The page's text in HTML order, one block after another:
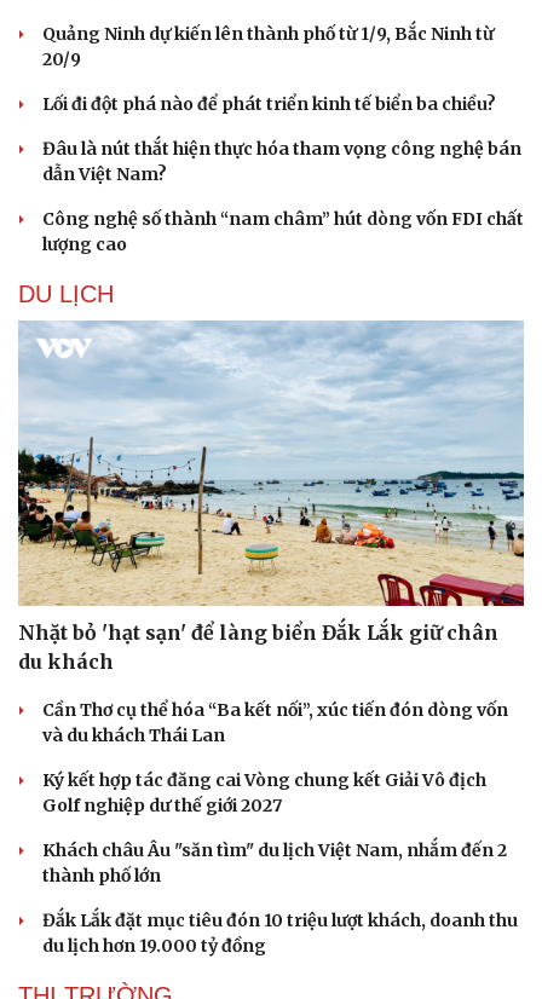
Sân khấu - Điện ảnh
Văn học
Nghệ sĩ
Quảng Ninh dự kiến lên thành phố từ 1/9, Bắc Ninh từ
20/9
Lối đi đột phá nào để phát triển kinh tế biển ba chiều?
Đâu là nút thắt hiện thực hóa tham vọng công nghệ bán
dẫn Việt Nam?
Công nghệ số thành “nam châm” hút dòng vốn FDI chất
lượng cao
DU LỊCH
Nhặt bỏ 'hạt sạn' để làng biển Đắk Lắk giữ chân
du khách
Cần Thơ cụ thể hóa “Ba kết nối”, xúc tiến đón dòng vốn
và du khách Thái Lan
Ký kết hợp tác đăng cai Vòng chung kết Giải Vô địch
Golf nghiệp dư thế giới 2027
Khách châu Âu "săn tìm" du lịch Việt Nam, nhắm đến 2
thành phố lớn
Đắk Lắk đặt mục tiêu đón 10 triệu lượt khách, doanh thu
du lịch hơn 19.000 tỷ đồng